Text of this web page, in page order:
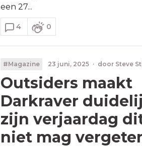
een 27...
4 0
#Magazine 23 juni, 2025 · door Steve
Outsiders maakt
Darkraver
zijn verjaardag
niet mag